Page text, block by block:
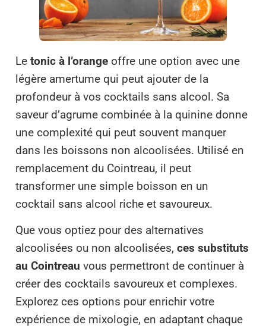
Le tonic à l’orange offre une option avec une
légère amertume qui peut ajouter de la
profondeur à vos cocktails sans alcool. Sa
saveur d’agrume combinée à la quinine donne
une complexité qui peut souvent manquer
dans les boissons non alcoolisées. Utilisé en
remplacement du Cointreau, il peut
transformer une simple boisson en un
cocktail sans alcool riche et savoureux.
Que vous optiez pour des alternatives
alcoolisées ou non alcoolisées, ces substituts
au Cointreau vous permettront de continuer à
créer des cocktails savoureux et complexes.
Explorez ces options pour enrichir votre
expérience de mixologie, en adaptant chaque